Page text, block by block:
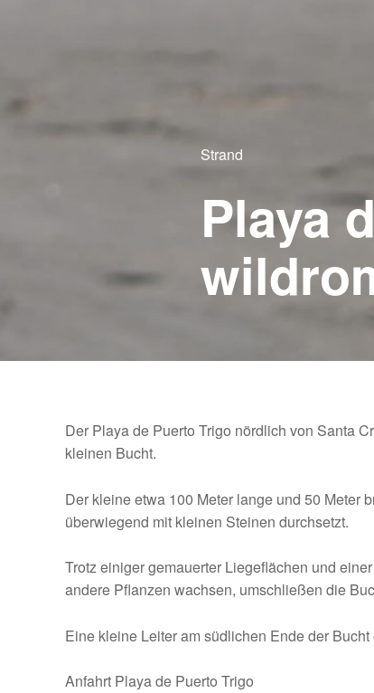
Strand
Playa
Der Playa de Puerto Trigo nördlich von Santa
kleinen Bucht.
Der kleine etwa 100 Meter lange und 50 Meter
überwiegend mit kleinen Steinen durchsetzt.
Trotz einiger gemauerter Liegeflächen und
andere Pflanzen wachsen, umschließen die
Eine kleine Leiter am südlichen Ende der
Anfahrt Playa de Puerto Trigo